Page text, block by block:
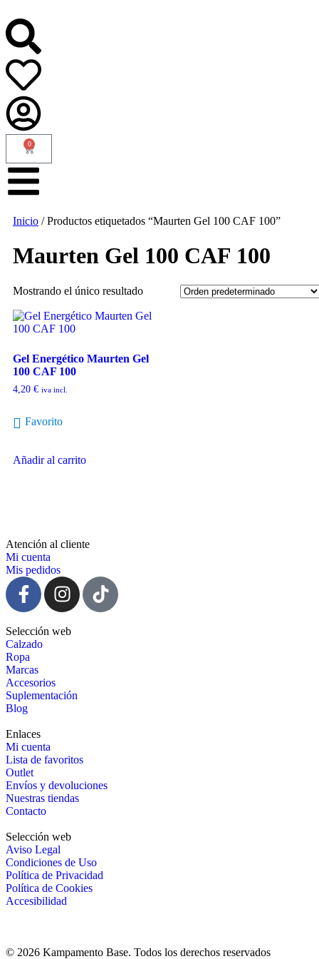
0
Inicio / Productos etiquetados “Maurten Gel 100 CAF 100”
Maurten Gel 100 CAF 100
Mostrando el único resultado
Gel Energético Maurten Gel
100 CAF 100
4,20 € iva incl.
Favorito
Añadir al carrito
Atención al cliente
Mi cuenta
Mis pedidos
Selección web
Calzado
Ropa
Marcas
Accesorios
Suplementación
Blog
Enlaces
Mi cuenta
Lista de favoritos
Outlet
Envíos y devoluciones
Nuestras tiendas
Contacto
Selección web
Aviso Legal
Condiciones de Uso
Política de Privacidad
Política de Cookies
Accesibilidad
© 2026 Kampamento Base. Todos los derechos reservados